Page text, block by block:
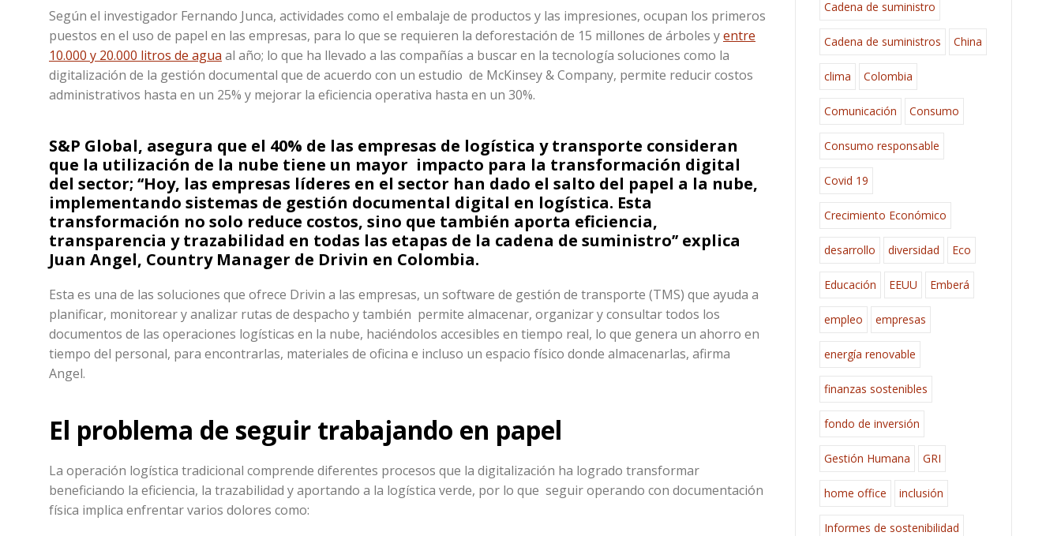
Según el investigador Fernando Junca, actividades como el embalaje de productos y las impresiones, ocupan los primeros
puestos en el uso de papel en las empresas, para lo que se requieren la deforestación de 15 millones de árboles yentre
10.000 y 20.000 litros de agua al año; lo que ha llevado a las compañías a buscar en la tecnología soluciones como la
digitalización de la gestión documental que de acuerdo con un estudio de McKinsey & Company, permite reducir costos
administrativos hasta en un 25% y mejorar la eficiencia operativa hasta en un 30%.
S&P Global, asegura que el 40% de las empresas de logística y transporte consideran
que la utilización de la nube tiene un mayor impacto para la transformación digital
del sector; ‘‘Hoy, las empresas líderes en el sector han dado el salto del papel a la nube,
implementando sistemas de gestión documental digital en logística. Esta
transformación no solo reduce costos, sino que también aporta eficiencia,
transparencia y trazabilidad en todas las etapas de la cadena de suministro’’ explica
Juan Angel, Country Manager de Drivin en Colombia.
Esta es una de las soluciones que ofrece Drivin a las empresas, un software de gestión de transporte (TMS) que ayuda a
planificar, monitorear y analizar rutas de despacho y también permite almacenar, organizar y consultar todos los
documentos de las operaciones logísticas en la nube, haciéndolos accesibles en tiempo real, lo que genera un ahorro en
tiempo del personal, para encontrarlas, materiales de oficina e incluso un espacio físico donde almacenarlas, afirma
Angel.
El problema de seguir trabajando en papel
La operación logística tradicional comprende diferentes procesos que la digitalización ha logrado transformar
beneficiando la eficiencia, la trazabilidad y aportando a la logística verde, por lo que seguir operando con documentación
física implica enfrentar varios dolores como:
Cadena de suministro
Cadena de suministros China
clima Colombia
Comunicación Consumo
Consumo responsable
Covid 19
Crecimiento Económico
desarrollo diversidad Eco
Educación EEUU Emberá
empleo empresas
energía renovable
finanzas sostenibles
fondo de inversión
Gestión Humana GRI
home office inclusión
Informes de sostenibilidad